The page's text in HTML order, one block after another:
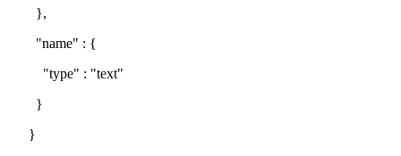
},
"name" : {
"type" : "text"
}
}